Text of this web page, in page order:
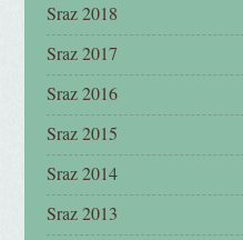
Sraz 2018
Sraz 2017
Sraz 2016
Sraz 2015
Sraz 2014
Sraz 2013